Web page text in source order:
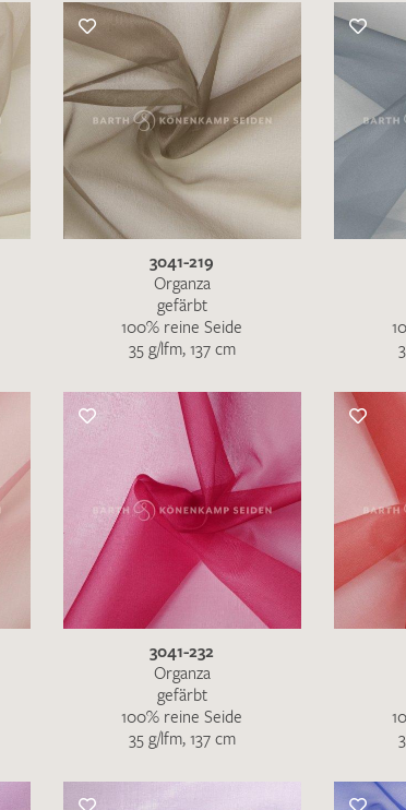
/ Musteranfrage
KONTAKTDATEN
ist das Kontaktformular zum aktuellen
Sie eine E-Mail mit ihren Kontaktdaten
arbeiten schnellstmöglich an einer Lösung –
Ich bin damit einverstanden, dass meine
3041-219
Organza
gefärbt
100% reine Seide
35 g/lfm, 137 cm
3041-232
Organza
gefärbt
100% reine Seide
35 g/lfm, 137 cm